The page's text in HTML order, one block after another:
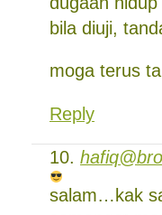
bila diuji,
moga terus
Reply
salam…kak